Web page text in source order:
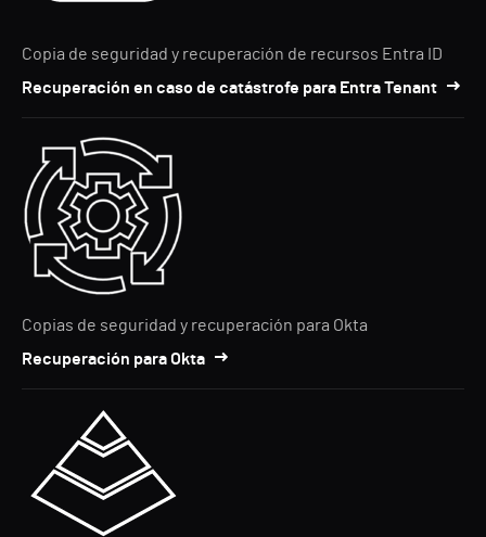
Copia de seguridad y recuperación de recursos Entra ID
Recuperación en caso de catástrofe para Entra Tenant
Copias de seguridad y recuperación para Okta
Recuperación para Okta